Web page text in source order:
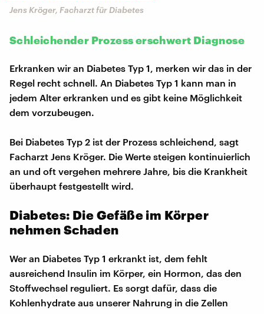
Jens Kröger, Facharzt für Diabetes
Schleichender Prozess erschwert Diagnose
Erkranken wir an Diabetes Typ 1, merken wir das in der
Regel recht schnell. An Diabetes Typ 1 kann man in
jedem Alter erkranken und es gibt keine Möglichkeit
dem vorzubeugen.
Bei Diabetes Typ 2 ist der Prozess schleichend, sagt
Facharzt Jens Kröger. Die Werte steigen kontinuierlich
an und oft vergehen mehrere Jahre, bis die Krankheit
überhaupt festgestellt wird.
Diabetes: Die Gefäße im Körper
nehmen Schaden
Wer an Diabetes Typ 1 erkrankt ist, dem fehlt
ausreichend Insulin im Körper, ein Hormon, das den
Stoffwechsel reguliert. Es sorgt dafür, dass die
Kohlenhydrate aus unserer Nahrung in die Zellen